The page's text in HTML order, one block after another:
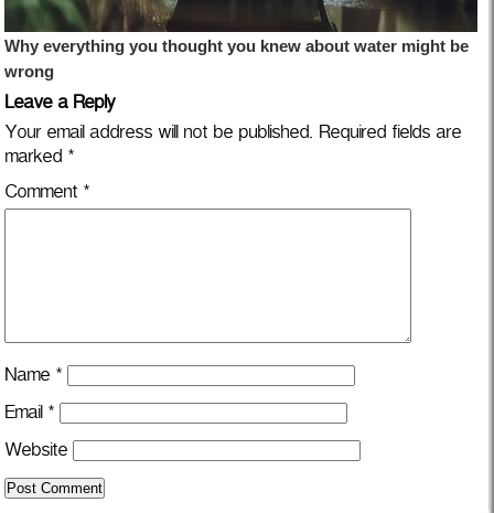
Leave a Reply
Your email address will not be published. Required fields are
marked *
Comment *
Name *
Email *
Website